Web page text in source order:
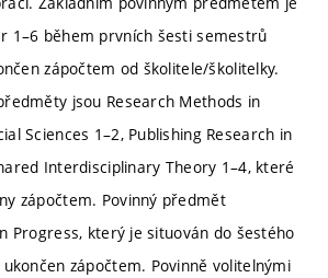
1–6 během prvních šesti semestrů
zápočtem od školitele/školitelky.
jsou Research Methods in
Sciences 1–2, Publishing Research in
Interdisciplinary Theory 1–4, které
zápočtem. Povinný předmět
Progress, který je situován do šestého
zápočtem. Povinně volitelnými